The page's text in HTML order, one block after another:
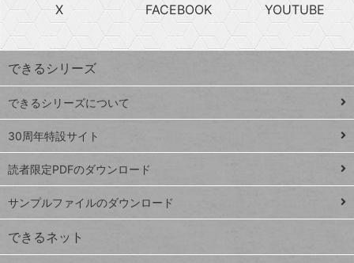
検
索
上
昇
ワ
ー
ド
Google
スプレ
ッドシ
ート
iPhone
VLOOKUP
探
す
ト
ッ
プ
ペ
ジ
連載
X FACEBOOK YOUTUBE
できるシリーズ
できるシリーズについて
30周年特設サイト
読者限定PDFのダウンロード
サンプルファイルのダウンロード
できるネット